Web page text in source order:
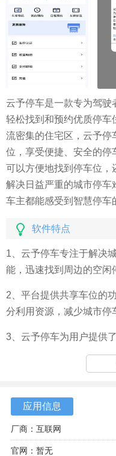
云予停车是一款专为驾驶
轻松找到和预约优质停车
流密集的住宅区，云予停
位，享受便捷、安全的停
可以方便地找到停车位，
解决日益严重的城市停车
车主都能感受到智慧停车
软件特点
1、云予停车专注于解决
能，迅速找到周边的空闲
2、平台提供共享车位的
分利用资源，减少城市停
3、云予停车为用户提供
信，让每一位用户都能
应用信息
厂商：互联网
官网：暂无